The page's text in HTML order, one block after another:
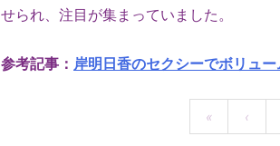
せられ、注目が集まっていました。
参考記事： 岸明日香のセクシーでボリュ
« ‹